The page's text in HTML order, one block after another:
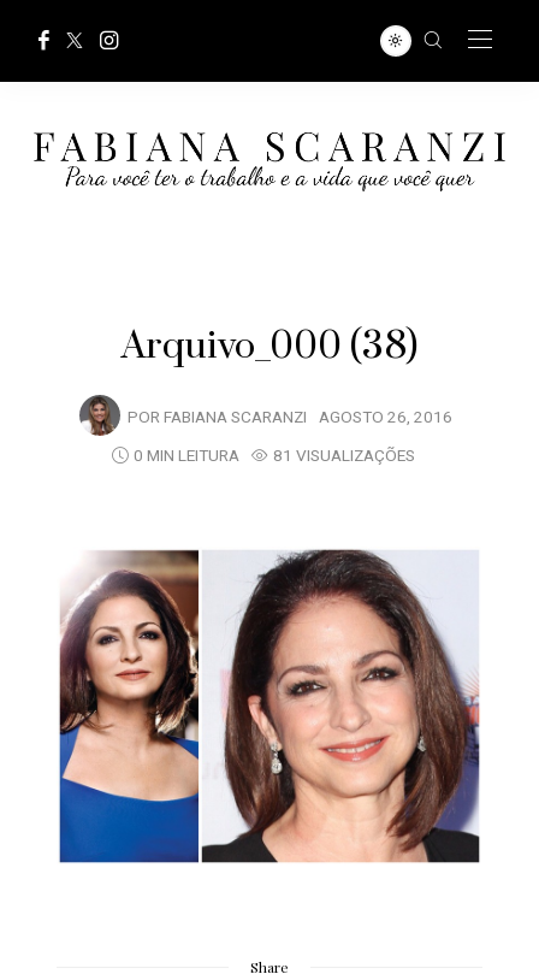
Arquivo_000 (38)
POR FABIANA SCARANZI AGOSTO 26, 2016
0 MIN LEITURA
81 VISUALIZAÇÕES
Share